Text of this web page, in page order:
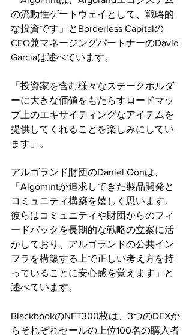
の流動性ゲートウェイとして、戦略的
な投資です」とBorderless Capitalの
CEO兼マネージングパートナーのDavid
Garciaは述べています。
「投資家を含む様々なステークホルダ
ーに大きな価値をもたらすロードマッ
プ上のエキサイティングなアイテムを
提供してくれることを楽しみにしてい
ます」。
アルゴランド財団のDaniel Oonは、
「Algomintが追求してきた製品開発と
コミュニティ構築を嬉しく思います。
彼らはコミュニティや財団からのフィ
ードバックを長期的な戦略の立案に活
かしており、アルゴランドの公共イン
フラを構築する上で正しい考え方を持
っていることに安心感を覚えます」と
述べています。
BlackbookのNFT300枚は、3つのDEXか
らそれぞれセールの上位100名の購入者